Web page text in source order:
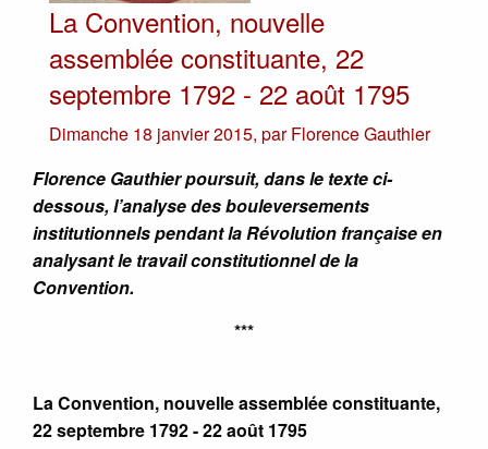
La Convention, nouvelle
assemblée constituante, 22
septembre 1792 - 22 août 1795
Dimanche 18 janvier 2015, parFlorence Gauthier
Florence Gauthier poursuit, dans le texte ci-
dessous, l’analyse des bouleversements
institutionnels pendant la Révolution française en
analysant le travail constitutionnel de la
Convention.
***
La Convention, nouvelle assemblée constituante,
22 septembre 1792 - 22 août 1795